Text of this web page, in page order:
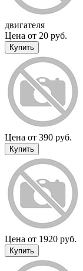
двигателя
Цена от 20 руб.
Купить
Цена от 390 руб.
Купить
Цена от 1920 руб.
Купить